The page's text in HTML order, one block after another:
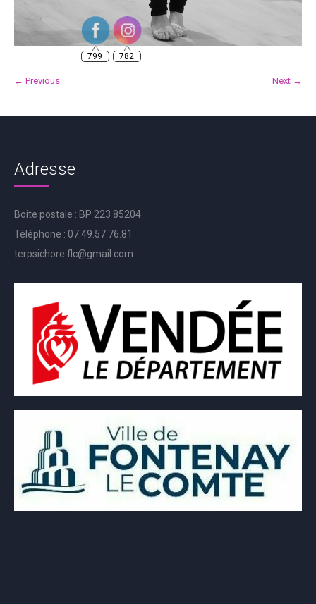
← Previous Next →
Adresse
Boite postale : BP 223 85204
Téléphone : 07.49.57.76.81
terpsichore.flc@gmail.com
799 782